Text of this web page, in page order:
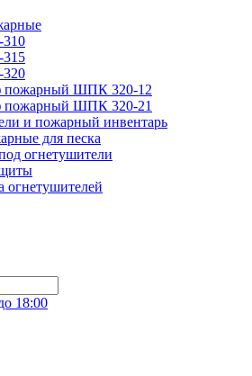
ШПК 320-12
ШПК 320-21
и пожарный инвентарь
для песка
огнетушители
огнетушителей
18:00